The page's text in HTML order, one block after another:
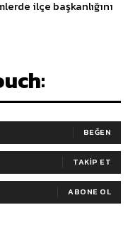
ilçe başkanlığını
BEĞEN
TAKIP ET
ABONE OL